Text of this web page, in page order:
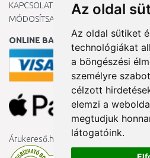
Az oldal
Az oldal sütiket
technológiákat
a böngészési
személyre
célzott
elemzi a
megtudjuk
látogatóink.
KAPCSOLAT
MÓDOSÍTSA A COOKIE-
ONLINE BANKKÁRTYÁVAL
Árukereső.hu